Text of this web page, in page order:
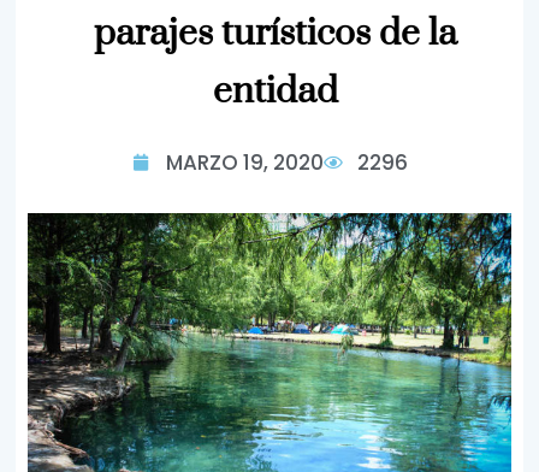
parajes turísticos de la
entidad
MARZO 19, 2020 2296